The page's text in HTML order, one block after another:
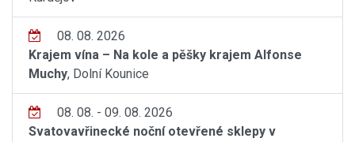
08. 08. 2026
Krajem vína – Na kole a pěšky krajem Alfonse
Muchy, Dolní Kounice
08. 08. - 09. 08. 2026
Svatovavřinecké noční otevřené sklepy v